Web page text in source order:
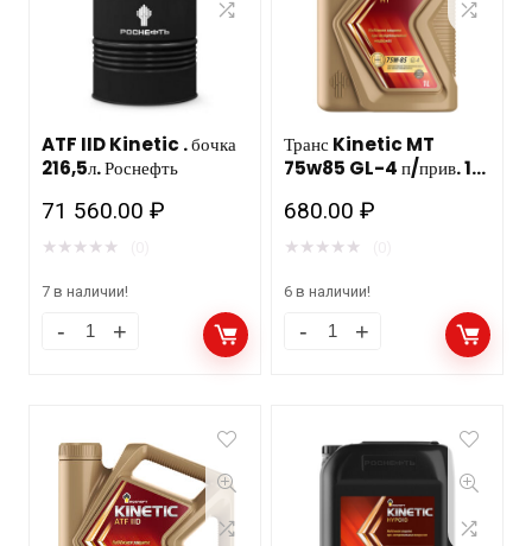
ATF IID Kinetic . бочка
216,5л. Роснефть
71 560.00₽
★ ★ ★ ★ ★
7 в наличии!
Транс Kinetic MT
75w85 GL-4 п/прив. 1л.
680.00₽
★ ★ ★ ★ ★
6 в наличии!